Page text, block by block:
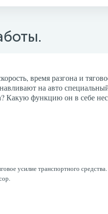
время разгона и
на авто
Какую функцию он в себе
усилие транспортного